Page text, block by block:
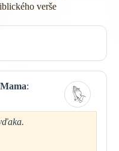
verše
Mama: